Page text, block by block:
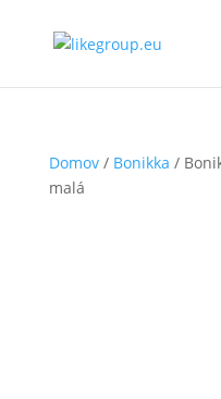
Domov/ Bonikka /
malá